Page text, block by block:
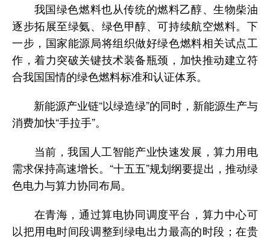
我国绿色燃料也从传统的燃料乙醇、生物柴油
逐步拓展至绿氨、绿色甲醇、可持续航空燃料。下
一步，国家能源局将组织做好绿色燃料相关试点工
作，着力突破关键技术装备瓶颈，加快推动建立符
合我国国情的绿色燃料标准和认证体系。
新能源产业链“以绿造绿”的同时，新能源生产与
消费加快“手拉手”。
当前，我国人工智能产业快速发展，算力用电
需求保持高速增长。“十五五”规划纲要提出，推动绿
色电力与算力协同布局。
在青海，通过算电协同调度平台，算力中心可
以把用电时间段调整到绿电出力最高的时段；在贵